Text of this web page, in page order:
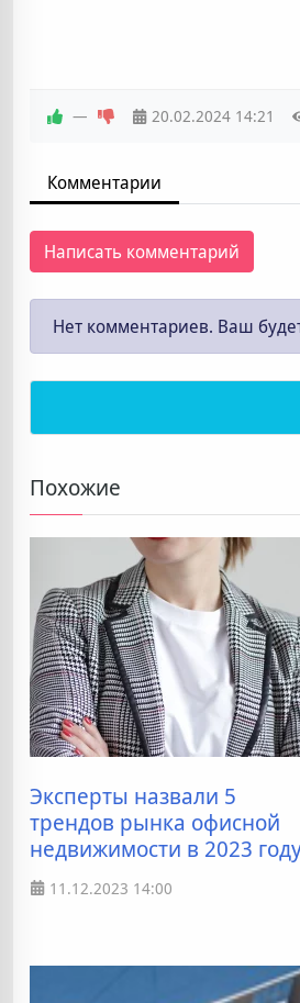
— 20.02.2024 14:21
Комментарии
Написать комментарий
Нет комментариев. Ваш
Похожие
Эксперты назвали 5
трендов рынка офисной
недвижимости в 2023
11.12.2023 14:00